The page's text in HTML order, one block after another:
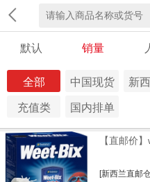
默认 销量
全部
中国现货
仓
新
充值类
国内排单
发货 生鲜
冷链
【直邮价
[新西兰直邮